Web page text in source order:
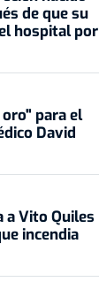
de que su
hospital por
para el
David
Vito Quiles
incendia